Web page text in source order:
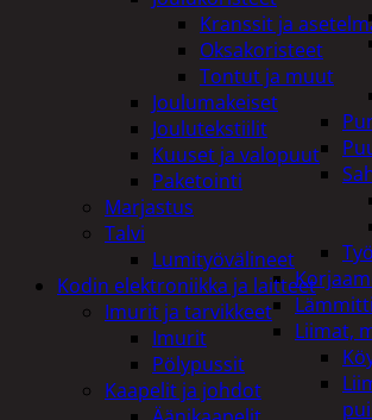
Liimat,
Kranssit ja
Oksakoristeet
Tontut ja muut
Joulumakeiset
Joulutekstiilit
Kuuset ja valopuut
Paketointi
Marjastus
Talvi
Lumityövälineet
Kodin elektroniikka ja laitteet
Imurit ja tarvikkeet
Imurit
Pölypussit
Kaapelit ja johdot